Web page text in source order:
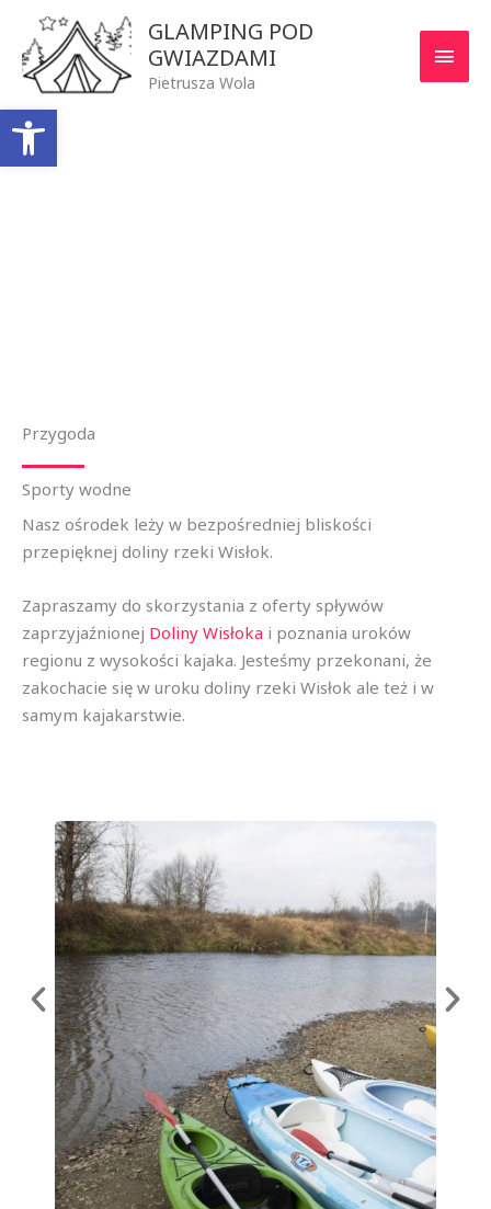
Otwórz pasek narzędzi
Przejdź
treści
GLAMPING POD
GWIAZDAMI
Pietrusza Wola
Przygoda
Sporty wodne
Nasz ośrodek leży w bezpośredniej bliskości
przepięknej doliny rzeki Wisłok.
Zapraszamy do skorzystania z oferty spływów
zaprzyjaźnionej Doliny Wisłoka i poznania uroków
regionu z wysokości kajaka. Jesteśmy przekonani, że
zakochacie się w uroku doliny rzeki Wisłok ale też i w
samym kajakarstwie.